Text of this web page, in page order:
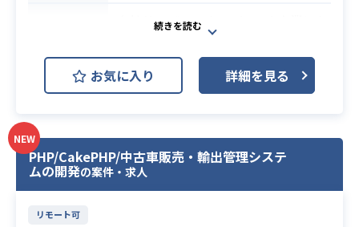
エンジニア組織は大手メガベンチャ
ーでのテックリード経験やマネージ
ャー経験のある方が多く
非常に高いレベルでの就業が可能で
す。
・少数精鋭でモダンな技術に触れた
い方
・長期でのご参画ができる方
業務内容
自社サービスであるFintech事業にお
ける共通DWHのプロダクト開発推進
業務に携わっていただきます。
自社サービスとDWHとの接続におけ
すでに1つのプロダクトにてDWHの
サービス提供は開始しております
が、
お気に入り 詳細を見る
NEW
PHP/CakePHP/中古車販売・輸出管理システ
ムの開発の案件・求人
リモート可